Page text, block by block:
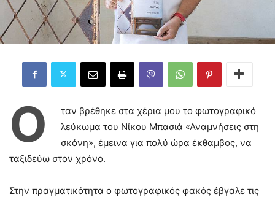
Ό
ταν βρέθηκε στα χέρια μου το φωτογραφικό
λεύκωμα του Νίκου Μπασιά «Αναμνήσεις στη
σκόνη», έμεινα για πολύ ώρα έκθαμβος, να
ταξιδεύω στον χρόνο.
Στην πραγματικότητα ο φωτογραφικός φακός έβγαλε τις